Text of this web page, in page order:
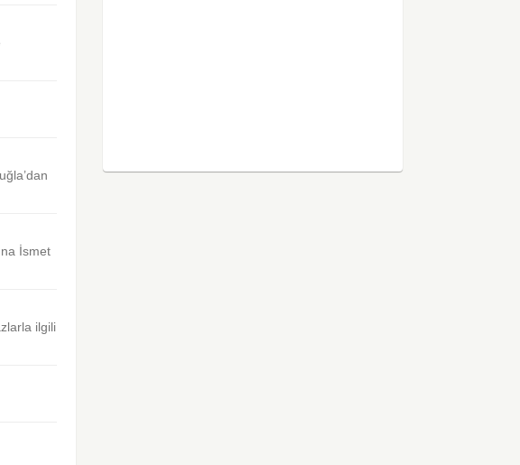
İsmet
ilgili